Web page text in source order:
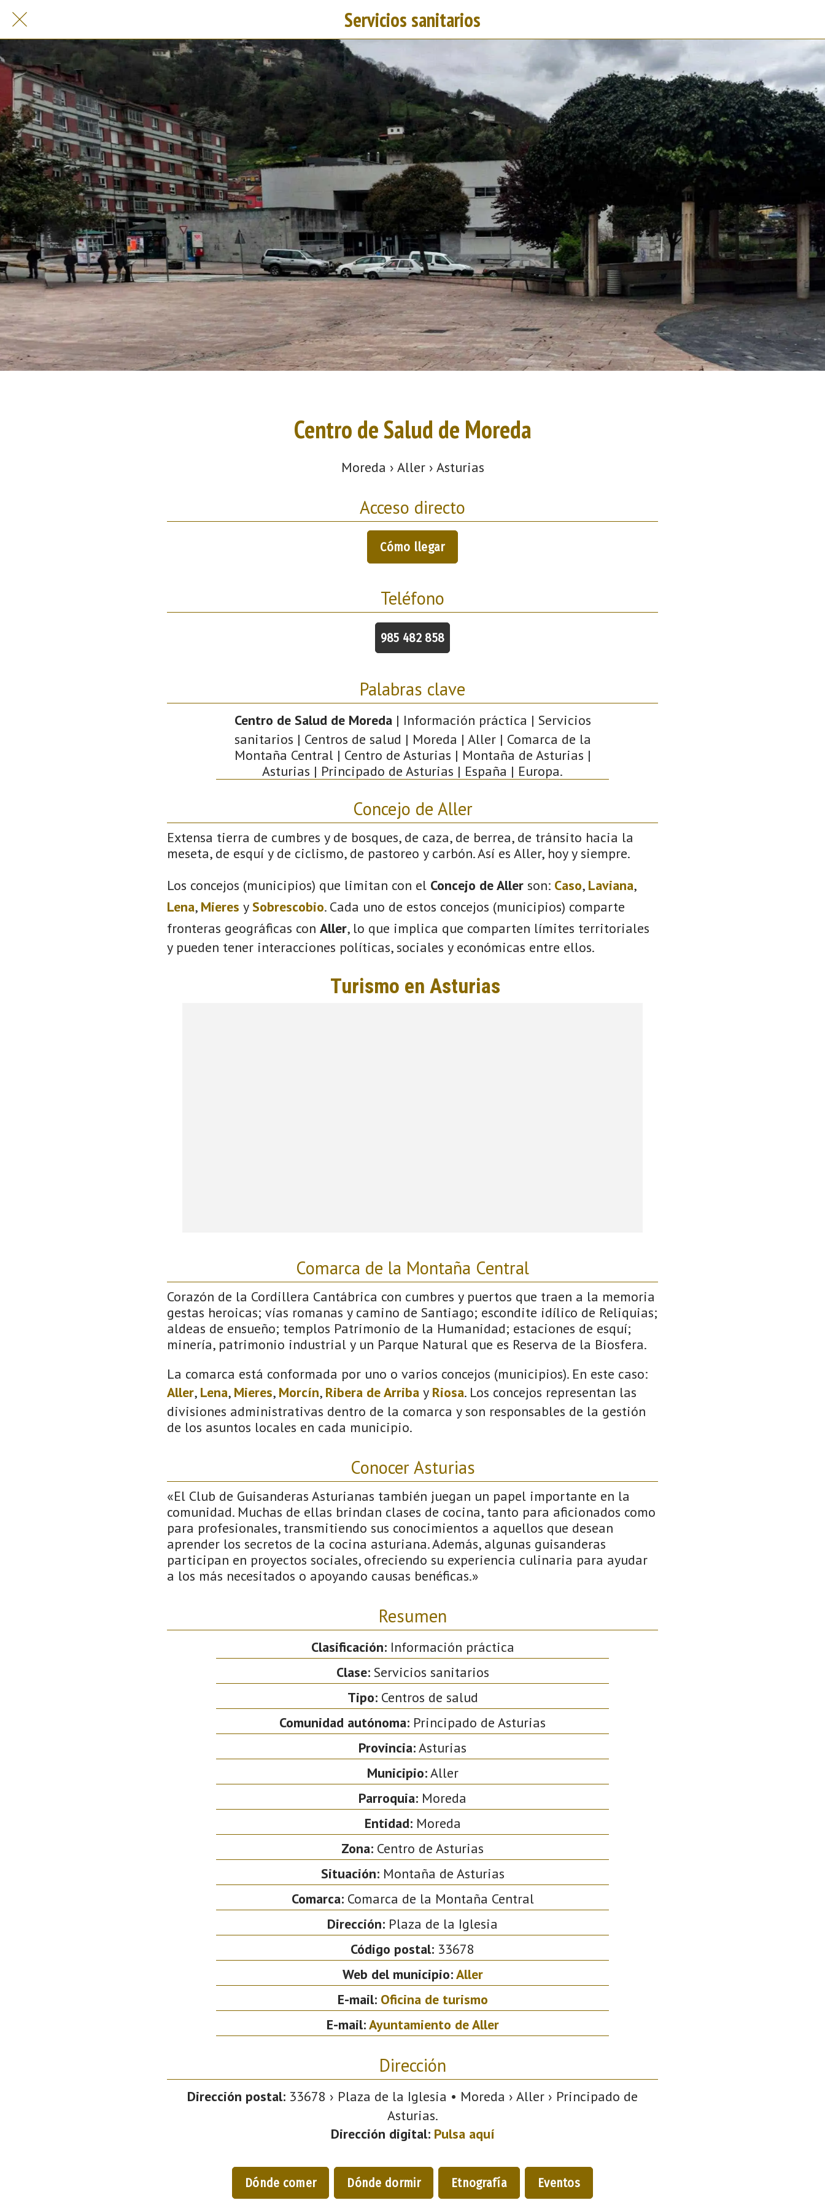
Servicios sanitarios
Centro de Salud de Moreda
Moreda › Aller › Asturias
Acceso directo
Cómo llegar
Teléfono
985 482 858
Palabras clave
Centro de Salud de Moreda| Información práctica | Servicios
sanitarios | Centros de salud | Moreda | Aller | Comarca de la
Montaña Central | Centro de Asturias | Montaña de Asturias |
Asturias | Principado de Asturias | España | Europa.
Concejo de Aller
Extensa tierra de cumbres y de bosques, de caza, de berrea, de tránsito hacia la
meseta, de esquí y de ciclismo, de pastoreo y carbón. Así es Aller, hoy y siempre.
Los concejos (municipios) que limitan con el Concejo de Aller son: Caso, Laviana,
Lena, Mieres ySobrescobio. Cada uno de estos concejos (municipios) comparte
fronteras geográficas con Aller, lo que implica que comparten límites territoriales
y pueden tener interacciones políticas, sociales y económicas entre ellos.
Comarca de la Montaña Central
Corazón de la Cordillera Cantábrica con cumbres y puertos que traen a la memoria
gestas heroicas; vías romanas y camino de Santiago; escondite idílico de Reliquias;
aldeas de ensueño; templos Patrimonio de la Humanidad; estaciones de esquí;
minería, patrimonio industrial y un Parque Natural que es Reserva de la Biosfera.
La comarca está conformada por uno o varios concejos (municipios). En este caso:
Aller, Lena, Mieres, Morcín, Ribera de Arriba y Riosa. Los concejos representan las
divisiones administrativas dentro de la comarca y son responsables de la gestión
de los asuntos locales en cada municipio.
Conocer Asturias
«El Club de Guisanderas Asturianas también juegan un papel importante en la
comunidad. Muchas de ellas brindan clases de cocina, tanto para aficionados como
para profesionales, transmitiendo sus conocimientos a aquellos que desean
aprender los secretos de la cocina asturiana. Además, algunas guisanderas
participan en proyectos sociales, ofreciendo su experiencia culinaria para ayudar
a los más necesitados o apoyando causas benéficas.»
Resumen
Clasificación:Información práctica
Clase:Servicios sanitarios
Tipo:Centros de salud
Comunidad autónoma: Principado de Asturias
Provincia:Asturias
Municipio:Aller
Parroquia: Moreda
Entidad:Moreda
Zona: Centro de Asturias
Situación:Montaña de Asturias
Comarca:Comarca de la Montaña Central
Dirección: Plaza de la Iglesia
Código postal: 33678
Web del municipio:Aller
E-mail: Oficina de turismo
E-mail:Ayuntamiento de Aller
Dirección
Dirección postal: 33678 › Plaza de la Iglesia • Moreda › Aller › Principado de
Asturias.
Dirección digital: Pulsa aquí
Dónde comer Dónde dormir Etnografía Eventos